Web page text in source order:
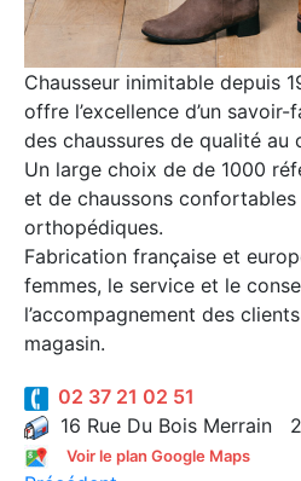
Chausseur inimitable depuis
offre l’excellence d’un
des chaussures de qualité
Un large choix de de 1000
et de chaussons
orthopédiques.
Fabrication française et
femmes, le service et le
l’accompagnement des
magasin.
02 37 21 02 51
16 Rue Du Bois Merrain
Voir le plan Google Maps